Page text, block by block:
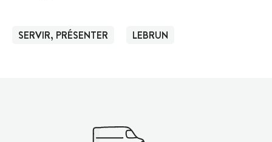
SERVIR, PRÉSENTER LEBRUN